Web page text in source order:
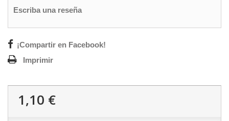
Escriba una reseña
¡Compartir en Facebook!
Imprimir
1,10 €